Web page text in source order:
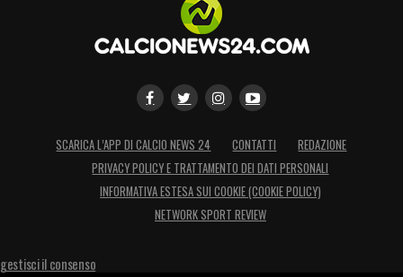
SCARICA L’APP DI CALCIO NEWS 24 CONTATTI
REDAZIONE
PRIVACY POLICY E TRATTAMENTO DEI DATI PERSONALI
INFORMATIVA ESTESA SUI COOKIE (COOKIE POLICY)
NETWORK SPORT REVIEW
gestisci il consenso